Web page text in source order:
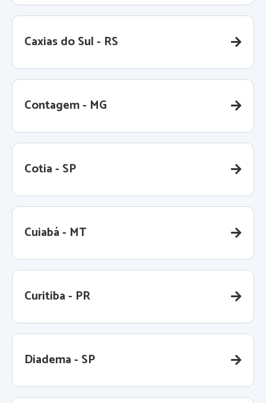
Caxias do Sul - RS
Contagem - MG
Cotia - SP
Cuiabá - MT
Curitiba - PR
Diadema - SP